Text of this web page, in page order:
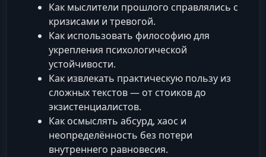
Как мыслители прошлого справлялись с
кризисами и тревогой.
Как использовать философию для
укрепления психологической
устойчивости.
Как извлекать практическую пользу из
сложных текстов — от стоиков до
экзистенциалистов.
Как осмыслять абсурд, хаос и
неопределённость без потери
внутреннего равновесия.